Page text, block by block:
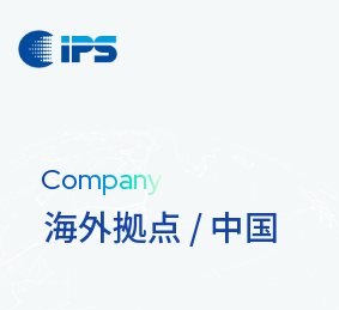
会社情報
Our Business
Company
海外拠点 / 中国